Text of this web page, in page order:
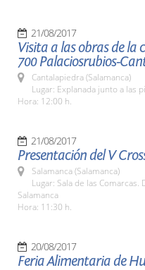
21/08/2017
Visita a las obras de la
700 Palaciosrubios-
Cantalapiedra (Salamanca)
Lugar: Explanada junto a las
Hora: 12:00 h.
21/08/2017
Presentación del V
Salamanca (Salamanca)
Lugar: Sala de las Comarcas.
Salamanca
Hora: 11:30 h.
20/08/2017
Feria Alimentaria de